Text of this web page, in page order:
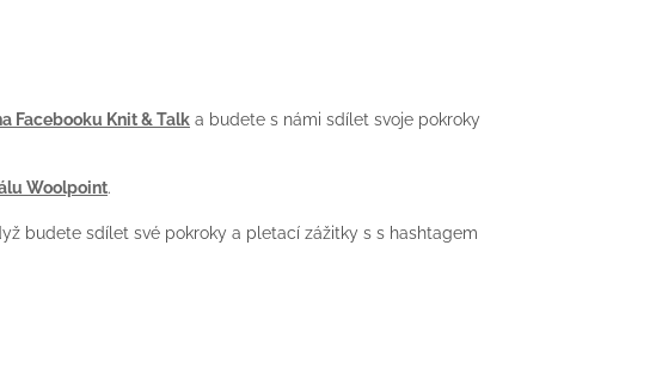
Facebooku Knit & Talk a budete s námi sdílet svoje pokroky
Woolpoint.
budete sdílet své pokroky a pletací zážitky s s hashtagem